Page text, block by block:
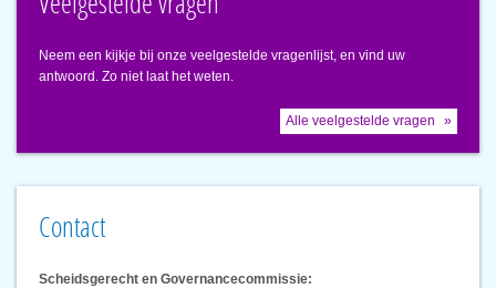
Neem een kijkje bij onze veelgestelde vragenlijst, en vind uw
antwoord. Zo niet laat het weten.
Alle veelgestelde vragen
Contact
Scheidsgerecht en Governancecommissie: